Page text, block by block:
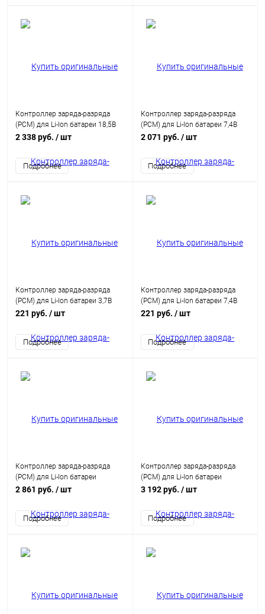
Контроллер заряда-разряда
(PCM) для Li-Ion батареи 18,5В
20A с балансиром HCX-D123
2 338 руб. / шт
Подробнее
Контроллер заряда-разряда
(PCM) для Li-Ion батареи 7,4В
35A с балансиром HCX-D242
2 071 руб. / шт
Подробнее
Контроллер заряда-разряда
(PCM) для Li-Ion батареи 3,7В
05A HCX-2559
221 руб. / шт
Подробнее
Контроллер заряда-разряда
(PCM) для Li-Ion батареи 7,4В
03А HCX-2471
221 руб. / шт
Подробнее
Контроллер заряда-разряда
(PCM) для Li-Ion батареи
11,1/14,8В 20A с балансиром
2 861 руб. / шт
Подробнее
Контроллер заряда-разряда
(PCM) для Li-Ion батареи
11,1/14,8В 25A с балансиром
3 192 руб. / шт
Подробнее